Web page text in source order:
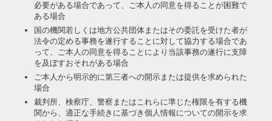
必要がある場合であって、ご本人の同意を得ることが困難で
ある場合
国の機関若しくは地方公共団体またはその委託を受けた者が
法令の定める事務を遂行することに対して協力する場合であ
って、ご本人の同意を得ることにより当該事務の遂行に支障
を及ぼすおそれがある場合
ご本人から明示的に第三者への開示または提供を求められた
場合
裁判所、検察庁、警察またはこれらに準じた権限を有する機
関から、適正な手続きに基づき個人情報についての開示を求